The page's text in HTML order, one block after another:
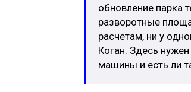
обновление парка
разворотные
расчетам, ни у
Коган. Здесь
машины и есть ли